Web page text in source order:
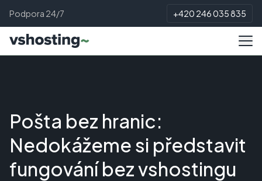
Podpora 24/7 +420 246 035 835
Pošta bez hranic:
Nedokážeme si představit
fungování bez vshostingu